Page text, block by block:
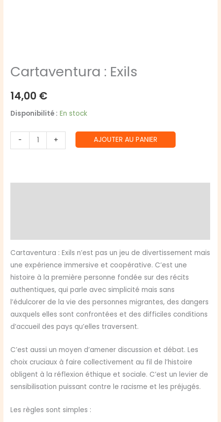
Cartaventura : Exils
14,00 €
Disponibilité : En stock
-
quantité
de
+ AJOUTER AU PANIER
Cartaventura : Exils n’est pas un jeu de divertissement mais
une expérience immersive et coopérative. C’est une
histoire à la première personne fondée sur des récits
authentiques, qui parle avec simplicité mais sans
l’édulcorer de la vie des personnes migrantes, des dangers
auxquels elles sont confrontées et des difficiles conditions
d’accueil des pays qu’elles traversent.
C’est aussi un moyen d’amener discussion et débat. Les
choix cruciaux à faire collectivement au fil de l’histoire
obligent à la réflexion éthique et sociale. C’est un levier de
sensibilisation puissant contre le racisme et les préjugés.
Les règles sont simples :​